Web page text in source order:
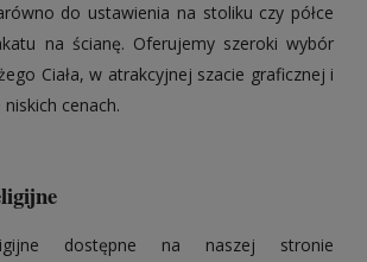
do ustawienia na stoliku czy półce
na ścianę. Oferujemy szeroki wybór
Ciała, w atrakcyjnej szacie graficznej i
cenach.
dostępne na naszej stronie